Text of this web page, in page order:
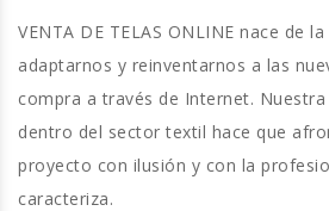
VENTA DE TELAS ONLINE nace de
adaptarnos y reinventarnos a las
compra a través de Internet.
dentro del sector textil hace que
proyecto con ilusión y con la
caracteriza.